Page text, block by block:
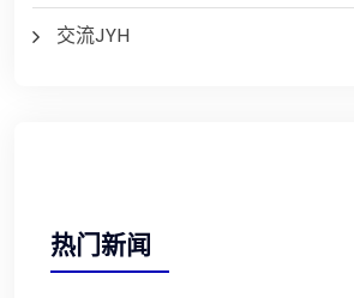
交流JYH
热门新闻